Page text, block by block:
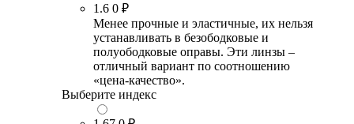
1.6 0 ₽
Менее прочные и эластичные, их нельзя
устанавливать в безободковые и
полуободковые оправы. Эти линзы –
отличный вариант по соотношению
«цена-качество».
Выберите индекс